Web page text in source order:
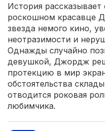
История
роскошном красавце
звезда немого кино,
неотразимости и
Однажды случайно
девушкой, Джордж
протекцию в мир
обстоятельства
отводится роковая
любимчика.